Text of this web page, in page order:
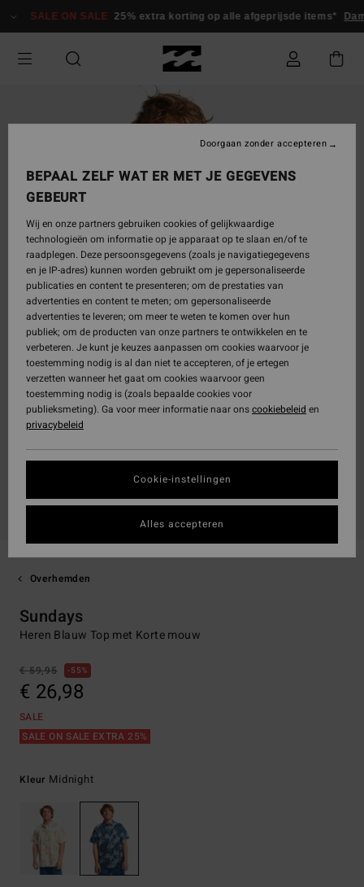
naar
SALE ON SALE 25% extra korting op alle afgeprijsde items*
Overhemden
Sundays
Heren Blauw Top met Korte mouw
€ 59,95 55%
€ 26,98
SALE
SALE ON SALE EXTRA 25%
Kleur Midnight
BEPAAL ZELF WAT ER MET JE GEGEVENS
GEBEURT
Wij en onze partners gebruiken cookies of gelijkwaardige
technologieën om informatie op je apparaat op te slaan en/of te
raadplegen. Deze persoonsgegevens (zoals je navigatiegegevens
en je IP-adres) kunnen worden gebruikt om je gepersonaliseerde
publicaties en content te presenteren; om de prestaties van
advertenties en content te meten; om gepersonaliseerde
advertenties te leveren; om meer te weten te komen over hun
publiek; om de producten van onze partners te ontwikkelen en te
verbeteren. Je kunt je keuzes aanpassen om cookies waarvoor je
toestemming nodig is al dan niet te accepteren, of je ertegen
verzetten wanneer het gaat om cookies waarvoor geen
toestemming nodig is (zoals bepaalde cookies voor
publieksmeting). Ga voor meer informatie naar onscookiebeleid en
privacybeleid
Cookie-instellingen
Doorgaan zonder accepteren
Alles accepteren